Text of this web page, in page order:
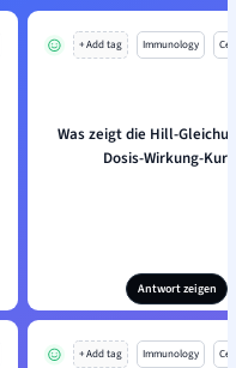
+ Add tag Immunology
Was zeigt die Hill-
Dosis-Wirkung-
Antwort zeigen
+ Add tag Immunology